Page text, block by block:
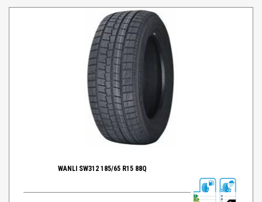
WANLI SW312 185/65 R15 88Q